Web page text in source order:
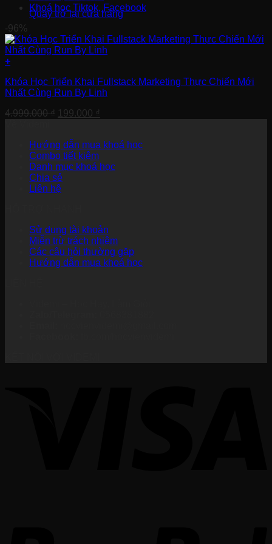
Quay trở lại cửa hàng
Khoá học Tiktok, Facebook
-96%
+
Khóa Học Triển Khai Fullstack Marketing Thực Chiến Mới
Nhất Cùng Run By Linh
4.999.000₫ Giá
4.999.000 ₫.
199.000 ₫
là:
Hướng dẫn mua khoá học
Combo tiết kiệm
Danh mục khoá học
Chia sẻ
Liên hệ
Sử dụng tài khoản
Miễn trừ trách nhiệm
Các câu hỏi thường gặp
Hướng dẫn mua khoá học